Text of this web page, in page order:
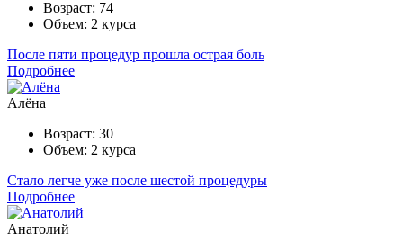
Возраст: 74
Объем: 2 курса
После пяти процедур прошла острая боль
Подробнее
Алёна
Возраст: 30
Объем: 2 курса
Стало легче уже после шестой процедуры
Подробнее
Анатолий